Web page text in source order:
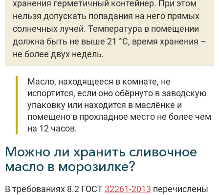
хранения герметичный контейнер. При этом
нельзя допускать попадания на него прямых
солнечных лучей. Температура в помещении
должна быть не выше 21 °С, время хранения –
не более двух недель.
Масло, находящееся в комнате, не
испортится, если оно обёрнуто в заводскую
упаковку или находится в маслёнке и
помещено в прохладное место не более чем
на 12 часов.
Можно ли хранить сливочное
масло в морозилке?
В требованиях 8.2 ГОСТ 32261-2013 перечислены